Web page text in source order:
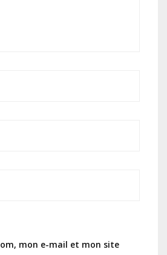
mon e-mail et mon site